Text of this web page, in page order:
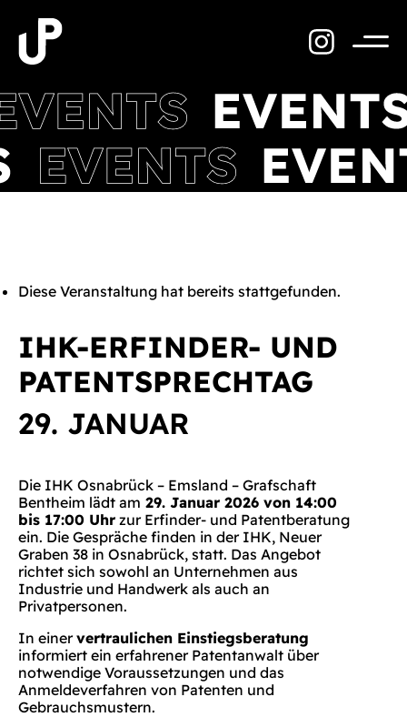
Inhalt
springen
Diese Veranstaltung hat bereits stattgefunden.
IHK-ERFINDER- UND
PATENTSPRECHTAG
29. JANUAR
Die IHK Osnabrück – Emsland – Grafschaft
Bentheim lädt am 29. Januar 2026 von 14:00
bis 17:00 Uhr zur Erfinder- und Patentberatung
ein. Die Gespräche finden in der IHK, Neuer
Graben 38 in Osnabrück, statt. Das Angebot
richtet sich sowohl an Unternehmen aus
Industrie und Handwerk als auch an
Privatpersonen.
In einervertraulichen Einstiegsberatung
informiert ein erfahrener Patentanwalt über
notwendige Voraussetzungen und das
Anmeldeverfahren von Patenten und
Gebrauchsmustern.